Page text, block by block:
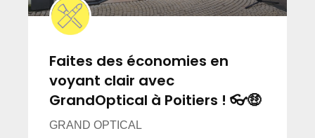
Faites des économies en
voyant clair avec
GrandOptical à Poitiers ! 👓🤑
GRAND OPTICAL